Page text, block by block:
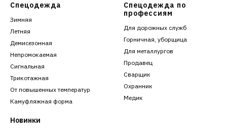
Спецодежда
Зимняя
Летняя
Демисезонная
Непромокаемая
Сигнальная
Трикотажная
От повышенных температур
Камуфляжная форма
Новинки
Спецодежда по
профессиям
Для дорожных служб
Горничная, уборщица
Для металлургов
Продавец
Сварщик
Охранник
Медик